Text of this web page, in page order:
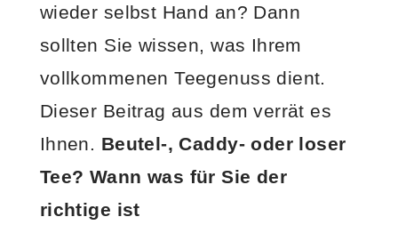
wieder selbst Hand an? Dann
sollten Sie wissen, was Ihrem
vollkommenen Teegenuss dient.
Dieser Beitrag aus dem verrät es
Ihnen. Beutel-, Caddy- oder loser
Tee? Wann was für Sie der
richtige ist